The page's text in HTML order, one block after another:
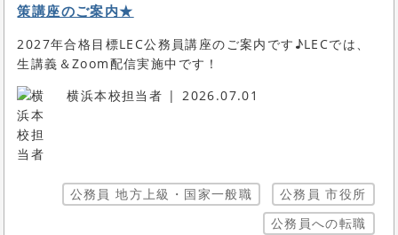
策講座のご案内★
2027年合格目標LEC公務員講座のご案内です♪LECでは、
生講義＆Zoom配信実施中です！
横浜本校担当者
2026.07.01
公務員 地方上級・国家一般職
公務員 市役所
公務員への転職